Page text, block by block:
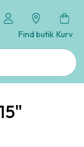
Find butik Kurv